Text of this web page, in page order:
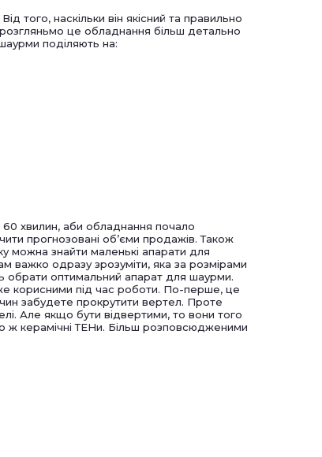
того, наскільки він якісний та правильно
це обладнання більш детально
поділяють на:
60 хвилин, аби обладнання почало
прогнозовані об’єми продажів. Також
можна знайти маленькі апарати для
важко одразу зрозуміти, яка за розмірами
обрати оптимальний апарат для шаурми.
корисними під час роботи. По-перше, це
забудете прокрутити вертел. Проте
Але якщо бути відвертими, то вони того
ж керамічні ТЕНи. Більш розповсюдженими